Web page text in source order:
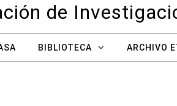
de
BIBLIOTECA ARCHIVO